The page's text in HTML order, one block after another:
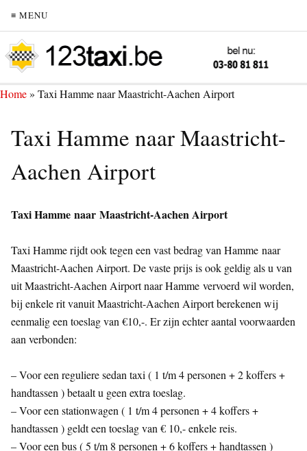
≡ MENU
Home» Taxi Hamme naar Maastricht-Aachen Airport
Taxi Hamme naar Maastricht-
Aachen Airport
Taxi Hamme naar Maastricht-Aachen Airport
Taxi Hamme rijdt ook tegen een vast bedrag van Hamme naar
Maastricht-Aachen Airport. De vaste prijs is ook geldig als u van
uit Maastricht-Aachen Airport naar Hamme vervoerd wil worden,
bij enkele rit vanuit Maastricht-Aachen Airport berekenen wij
eenmalig een toeslag van €10,-. Er zijn echter aantal voorwaarden
aan verbonden:
– Voor een reguliere sedan taxi ( 1 t/m 4 personen + 2 koffers +
handtassen ) betaalt u geen extra toeslag.
– Voor een stationwagen ( 1 t/m 4 personen + 4 koffers +
handtassen ) geldt een toeslag van € 10,- enkele reis.
– Voor een bus ( 5 t/m 8 personen + 6 koffers + handtassen )